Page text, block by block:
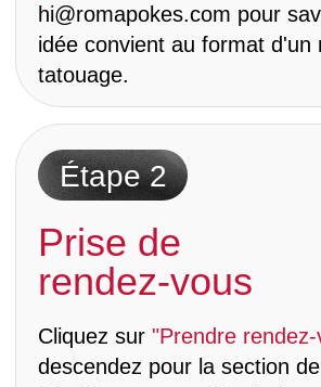
À quoi s'attendre lors d'une
séance avec moi
Choses à normaliser dans
le tatouage